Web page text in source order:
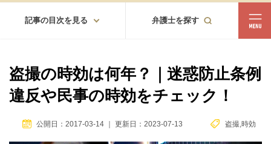
記事の目次を見る 弁護士を探す
都道府県から探す
北海道・東北
北海道 青森 岩手 宮城 秋田 山形 福島
盗撮の時効は何年？｜迷惑防止条例
違反や民事の時効をチェック！
公開日：2017-03-14 ｜更新日：2023-07-13 盗撮 時効